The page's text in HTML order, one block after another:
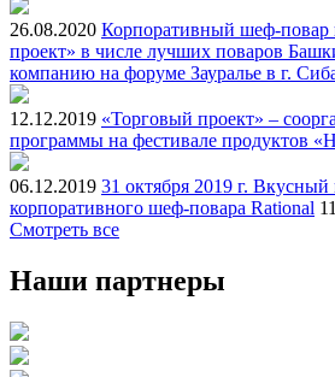
26.08.2020 Корпоративный шеф-повар
проект» в числе лучших поваров
компанию на форуме Зауралье в г.
12.12.2019 «Торговый проект» –
программы на фестивале продуктов
06.12.2019 31 октября 2019 г. Вкусный
корпоративного шеф-повара Rational
Смотреть все
Наши партнеры